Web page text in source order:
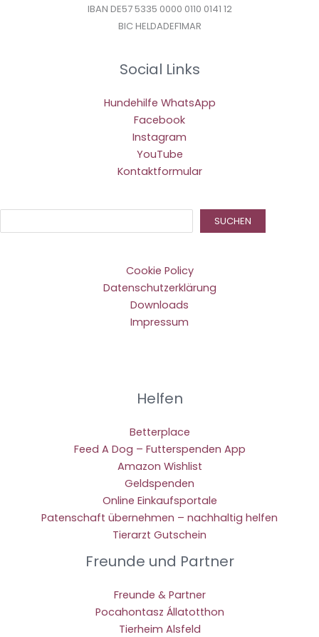
IBAN DE57 5335 0000 0110 0141 12
BIC HELDADEF1MAR
Social Links
Hundehilfe WhatsApp
Facebook
Instagram
YouTube
Kontaktformular
SUCHEN
Cookie Policy
Datenschutzerklärung
Downloads
Impressum
Helfen
Betterplace
Feed A Dog – Futterspenden App
Amazon Wishlist
Geldspenden
Online Einkaufsportale
Patenschaft übernehmen – nachhaltig helfen
Tierarzt Gutschein
Freunde und Partner
Freunde & Partner
Pocahontasz Állatotthon
Tierheim Alsfeld